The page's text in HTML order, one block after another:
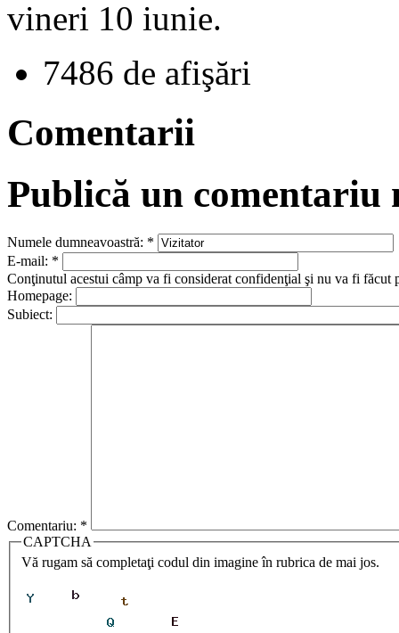
vineri 10 iunie.
7486 de afişări
Comentarii
Publică un comentariu
Numele dumneavoastră: *
E-mail: *
Conţinutul acestui câmp va fi considerat confidenţial şi nu va fi făcut
Homepage:
Subiect:
Comentariu: *
CAPTCHA
Vă rugam să completaţi codul din imagine în rubrica de mai jos.